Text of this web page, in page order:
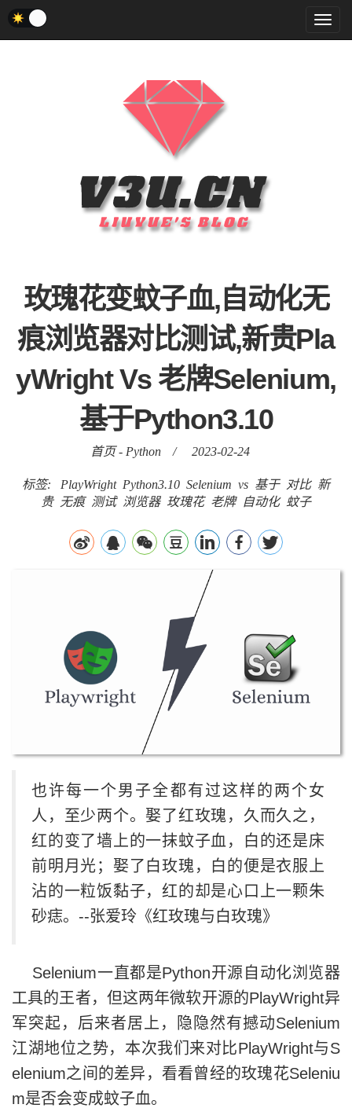
菜
单
玫瑰花变蚊子血,自动化无
痕浏览器对比测试,新贵Pla
yWright Vs 老牌Selenium,
基于Python3.10
首页- Python / 2023-02-24
标签: PlayWright Python3.10 Selenium vs 基于 对比 新
贵 无痕 测试 浏览器 玫瑰花 老牌 自动化 蚊子
也许每一个男子全都有过这样的两个女
人，至少两个。娶了红玫瑰，久而久之，
红的变了墙上的一抹蚊子血，白的还是床
前明月光；娶了白玫瑰，白的便是衣服上
沾的一粒饭黏子，红的却是心口上一颗朱
砂痣。--张爱玲《红玫瑰与白玫瑰》
Selenium一直都是Python开源自动化浏览器
工具的王者，但这两年微软开源的PlayWright异
军突起，后来者居上，隐隐然有撼动Selenium
江湖地位之势，本次我们来对比PlayWright与S
elenium之间的差异，看看曾经的玫瑰花Seleniu
m是否会变成蚊子血。